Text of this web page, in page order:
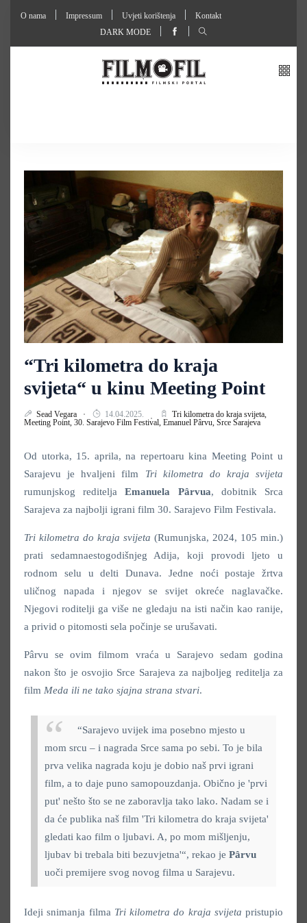
O nama Impressum Uvjeti korištenja
Kontakt
DARK MODE
“Tri kilometra do kraja
svijeta“ u kinu Meeting Point
Sead Vegara 14.04.2025.
Tri kilometra do kraja svijeta,
Meeting Point, 30. Sarajevo Film Festival, Emanuel Pârvu, Srce Sarajeva
Od utorka, 15. aprila, na repertoaru kina Meeting Point u
Sarajevu je hvaljeni film Tri kilometra do kraja svijeta
rumunjskog rediteljaEmanuela Pârvua, dobitnik Srca
Sarajeva za najbolji igrani film 30. Sarajevo Film Festivala.
Tri kilometra do kraja svijeta (Rumunjska, 2024, 105 min.)
prati sedamnaestogodišnjeg Adija, koji provodi ljeto u
rodnom selu u delti Dunava. Jedne noći postaje žrtva
uličnog napada i njegov se svijet okreće naglavačke.
Njegovi roditelji ga više ne gledaju na isti način kao ranije,
a privid o pitomosti sela počinje se urušavati.
Pârvu se ovim filmom vraća u Sarajevo sedam godina
nakon što je osvojio Srce Sarajeva za najboljeg reditelja za
film Meda ili ne tako sjajna strana stvari.
“Sarajevo uvijek ima posebno mjesto u
mom srcu – i nagrada Srce sama po sebi. To je bila
prva velika nagrada koju je dobio naš prvi igrani
film, a to daje puno samopouzdanja. Obično je 'prvi
put' nešto što se ne zaboravlja tako lako. Nadam se i
da će publika naš film 'Tri kilometra do kraja svijeta'
gledati kao film o ljubavi. A, po mom mišljenju,
ljubav bi trebala biti bezuvjetna'“, rekao je Pârvu
uoči premijere svog novog filma u Sarajevu.
Ideji snimanja filma Tri kilometra do kraja svijeta pristupio